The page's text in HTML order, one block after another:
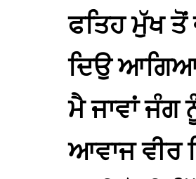
ਫਤਿਹ ਮੁੱਖ ਤੋਂ
ਦਿਉ ਆਗਿਆ
ਮੈ ਜਾਵਾਂ ਜੰਗ
ਆਵਾਜ ਵੀਰ